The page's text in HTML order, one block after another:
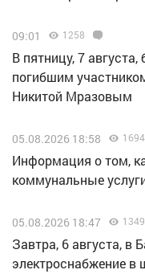
09:01 1258
В пятницу, 7
погибшим
Никитой Мразовым
05.08.2026 18:58 1694
Информация о том,
коммунальные
05.08.2026 18:47 1349
Завтра, 6 августа, в
электроснабжение в